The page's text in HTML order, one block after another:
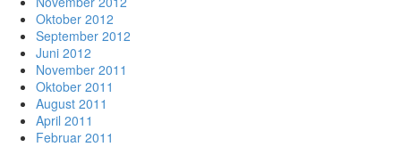
Oktober 2012
September 2012
Juni 2012
November 2011
Oktober 2011
August 2011
April 2011
Februar 2011